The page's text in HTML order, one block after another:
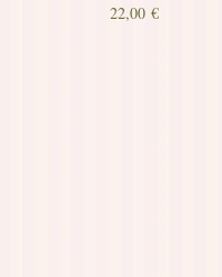
Preis
22,00 €